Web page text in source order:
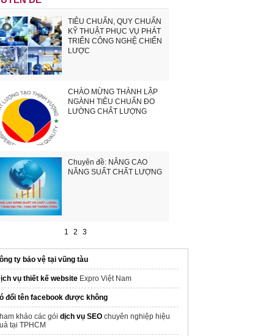
TIÊU CHUẨN, QUY CHUẨN
KỸ THUẬT PHỤC VỤ PHÁT
TRIỂN CÔNG NGHỆ CHIẾN
LƯỢC
CHÀO MỪNG THÀNH LẬP
NGÀNH TIÊU CHUẨN ĐO
LƯỜNG CHẤT LƯỢNG
Chuyên đề: NÂNG CAO
NĂNG SUẤT CHẤT LƯỢNG
1 2 3
ty bảo vệ tại vũng tàu
vụ thiết kế website Expro Việt Nam
đổi tên facebook được không
khảo các gói dịch vụ SEO chuyên nghiệp hiệu
tại TPHCM